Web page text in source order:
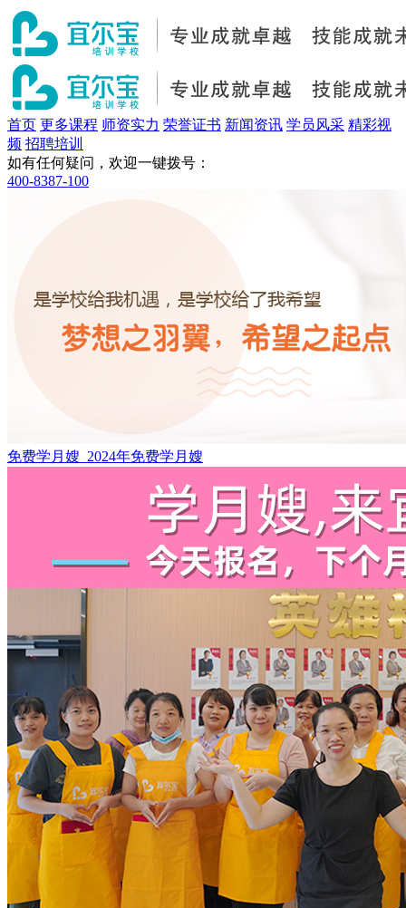
首页 更多课程 师资实力 荣誉证书 新闻资讯 学员风采 精彩视
频 招聘培训
如有任何疑问，欢迎一键拨号：
400-8387-100
免费学月嫂_2024年免费学月嫂